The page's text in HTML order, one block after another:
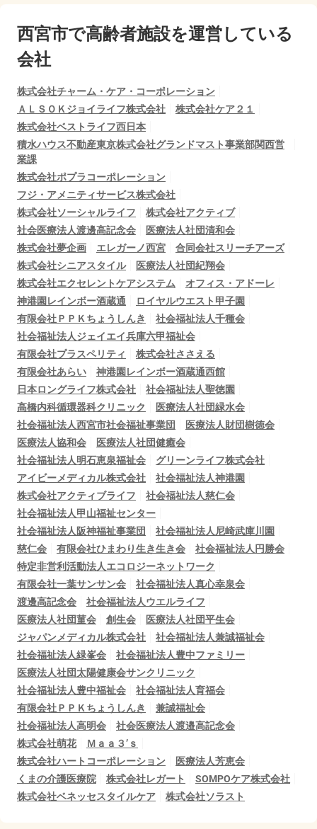
西宮市で高齢者施設を運営している
会社
株式会社チャーム・ケア・コーポレーション
ＡＬＳＯＫジョイライフ株式会社
株式会社ケア２１
株式会社ベストライフ西日本
積水ハウス不動産東京株式会社グランドマスト事業部関西営
業課
株式会社ポプラコーポレーション
フジ・アメニティサービス株式会社
株式会社ソーシャルライフ
株式会社アクティブ
社会医療法人渡邊高記念会
医療法人社団清和会
株式会社夢企画
エレガーノ西宮
合同会社スリーチアーズ
株式会社シニアスタイル
医療法人社団紀翔会
株式会社エクセレントケアシステム
オフィス・アドーレ
神港園レインボー酒蔵通
ロイヤルウエスト甲子園
有限会社ＰＰＫちょうしんき
社会福祉法人千種会
社会福祉法人ジェイエイ兵庫六甲福祉会
有限会社プラスペリティ
株式会社ささえる
有限会社あらい
神港園レインボー酒蔵通西館
日本ロングライフ株式会社
社会福祉法人聖徳園
高橋内科循環器科クリニック
医療法人社団緑水会
社会福祉法人西宮市社会福祉事業団
医療法人財団樹徳会
医療法人協和会
医療法人社団健癒会
社会福祉法人明石恵泉福祉会
グリーンライフ株式会社
アイビーメディカル株式会社
社会福祉法人神港園
株式会社アクティブライフ
社会福祉法人慈仁会
社会福祉法人甲山福祉センター
社会福祉法人阪神福祉事業団
社会福祉法人尼崎武庫川園
慈仁会
有限会社ひまわり生き生き会
社会福祉法人円勝会
特定非営利活動法人エコロジーネットワーク
有限会社一葉サンサン会
社会福祉法人真心幸泉会
渡邊高記念会
社会福祉法人ウエルライフ
医療法人社団菫会
創生会
医療法人社団平生会
ジャパンメディカル株式会社
社会福祉法人兼誠福祉会
社会福祉法人緑峯会
社会福祉法人豊中ファミリー
医療法人社団太陽健康会サンクリニック
社会福祉法人豊中福祉会
社会福祉法人育福会
有限会社ＰＰＫちょうしんき
兼誠福祉会
社会福祉法人高明会
社会医療法人渡邉高記念会
株式会社萌花
Ｍａａ３’ｓ
株式会社ハートコーポレーション
医療法人芳恵会
くまの介護医療院
株式会社レガート
SOMPOケア株式会社
株式会社ベネッセスタイルケア
株式会社ソラスト